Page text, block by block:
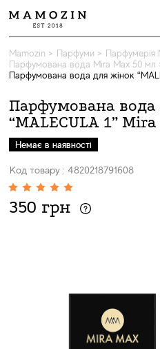
Mamozin > Парфуми > Парфумерія
Парфумована вода Mira Max 50 мл
Парфумована вода для жінок
Парфумована вода
“MALECULA 1”
Немає в наявності
Код товару : 4820218791608
350 грн